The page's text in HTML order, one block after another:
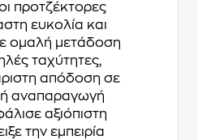
προτζέκτορες
ευκολία και
ομαλή μετάδοση
ταχύτητες,
απόδοση σε
αναπαραγωγή
αξιόπιστη
την εμπειρία